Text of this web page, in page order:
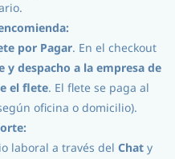
//
por Pagar. En el checkout
y despacho a la empresa de
el flete. El flete se paga al
oficina o domicilio).
laboral a través del Chat y